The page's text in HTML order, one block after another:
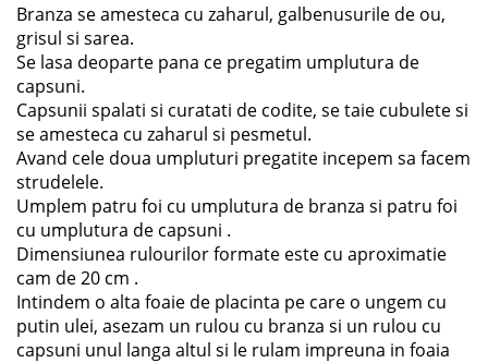
Branza se amesteca cu zaharul, galbenusurile de ou,
grisul si sarea.
Se lasa deoparte pana ce pregatim umplutura de
capsuni.
Capsunii spalati si curatati de codite, se taie cubulete si
se amesteca cu zaharul si pesmetul.
Avand cele doua umpluturi pregatite incepem sa facem
strudelele.
Umplem patru foi cu umplutura de branza si patru foi
cu umplutura de capsuni .
Dimensiunea rulourilor formate este cu aproximatie
cam de 20 cm .
Intindem o alta foaie de placinta pe care o ungem cu
putin ulei, asezam un rulou cu branza si un rulou cu
capsuni unul langa altul si le rulam impreuna in foaia